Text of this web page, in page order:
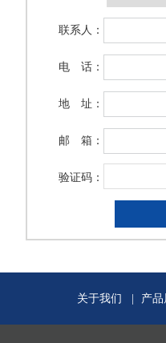
联系人：
电 话：
地 址：
邮 箱：
验证码：
关于我们 产品